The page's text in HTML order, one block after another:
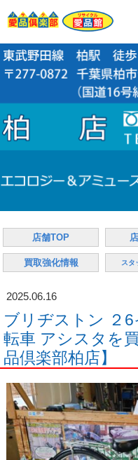
店舗TOP
買取強化情報 スタ
2025.06.16
ブリヂストン ２
転車 アシスタを
品倶楽部柏店】